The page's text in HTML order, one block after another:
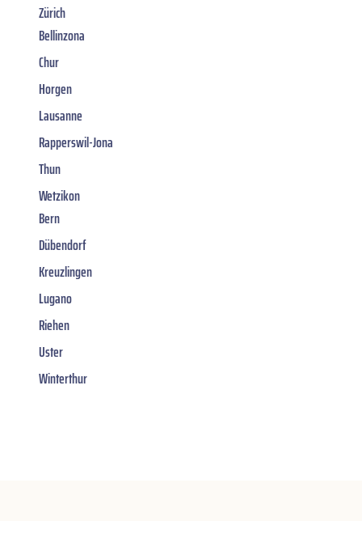
Zürich
Bellinzona
Chur
Horgen
Lausanne
Rapperswil-Jona
Thun
Wetzikon
Bern
Dübendorf
Kreuzlingen
Lugano
Riehen
Uster
Winterthur